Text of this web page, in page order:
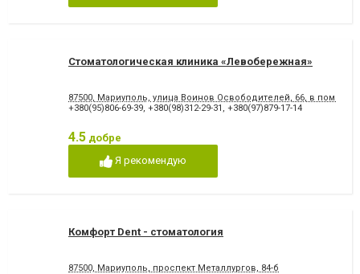
Стоматологическая клиника «Левобережная»
87500, Мариуполь, улица Воинов Освободителей, 66, в
+380(95)806-69-39, +380(98)312-29-31 , +380(97)879-17-14
4.5 добре
Я рекомендую
Комфорт Dent - стоматология
87500, Мариуполь, проспект Металлургов, 84-б